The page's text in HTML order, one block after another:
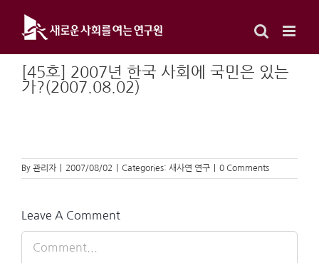
content
[45호] 2007년 한국 사회에 국민은 있는
가?(2007.08.02)
By 관리자 2007/08/02 Categories: 새사연 연구 0 Comments
Leave A Comment